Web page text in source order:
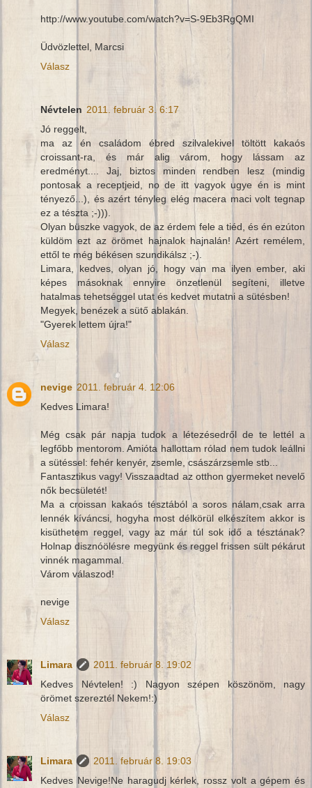
http://www.youtube.com/watch?v=S-9Eb3RgQMI
Üdvözlettel, Marcsi
Válasz
Névtelen 2011. február 3. 6:17
Jó reggelt,
ma az én családom ébred szilvalekivel töltött kakaós
croissant-ra, és már alig várom, hogy lássam az
eredményt.... Jaj, biztos minden rendben lesz (mindig
pontosak a receptjeid, no de itt vagyok ugye én is mint
tényező...), és azért tényleg elég macera maci volt tegnap
ez a tészta ;-))).
Olyan büszke vagyok, de az érdem fele a tiéd, és én ezúton
küldöm ezt az örömet hajnalok hajnalán! Azért remélem,
ettől te még békésen szundikálsz ;-).
Limara, kedves, olyan jó, hogy van ma ilyen ember, aki
képes másoknak ennyire önzetlenül segíteni, illetve
hatalmas tehetséggel utat és kedvet mutatni a sütésben!
Megyek, benézek a sütő ablakán.
"Gyerek lettem újra!"
Válasz
nevige 2011. február 4. 12:06
Kedves Limara!
Még csak pár napja tudok a létezésedről de te lettél a
legfőbb mentorom. Amióta hallottam rólad nem tudok leállni
a sütéssel: fehér kenyér, zsemle, császárzsemle stb...
Fantasztikus vagy! Visszaadtad az otthon gyermeket nevelő
nők becsületét!
Ma a croissan kakaós tésztából a soros nálam,csak arra
lennék kíváncsi, hogyha most délkörül elkészítem akkor is
kisüthetem reggel, vagy az már túl sok idő a tésztának?
Holnap disznóölésre megyünk és reggel frissen sült pékárut
vinnék magammal.
Várom válaszod!
nevige
Válasz
Limara
2011. február 8. 19:02
Kedves Névtelen! :) Nagyon szépen köszönöm, nagy
örömet szereztél Nekem!:)
Válasz
Limara
2011. február 8. 19:03
Kedves Nevige!Ne haragudj kérlek, rossz volt a gépem és